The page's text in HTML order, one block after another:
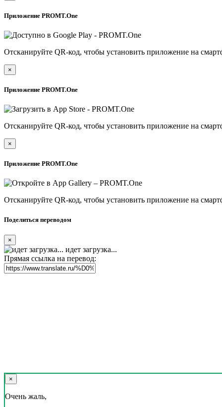
Приложение PROMT.One
Отсканируйте QR-код, чтобы установить приложение на
×
Приложение PROMT.One
Отсканируйте QR-код, чтобы установить приложение на
×
Приложение PROMT.One
Отсканируйте QR-код, чтобы установить приложение на
Поделиться переводом
×
идет загрузка...
Прямая ссылка на перевод:
×
Очень жаль,